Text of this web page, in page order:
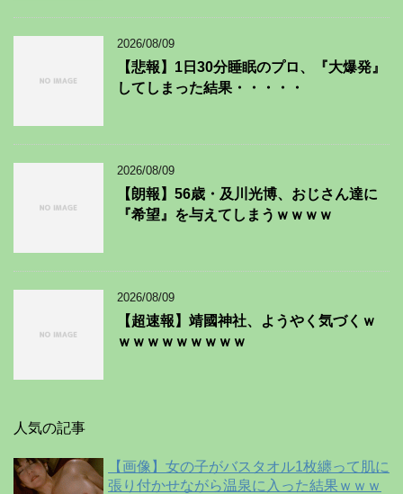
2026/08/09
【悲報】1日30分睡眠のプロ、『大爆発』
してしまった結果・・・・・
2026/08/09
【朗報】56歳・及川光博、おじさん達に
『希望』を与えてしまうｗｗｗｗ
2026/08/09
【超速報】靖國神社、ようやく気づくｗ
ｗｗｗｗｗｗｗｗｗ
人気の記事
【画像】女の子がバスタオル1枚纏って肌に
張り付かせながら温泉に入った結果ｗｗｗ